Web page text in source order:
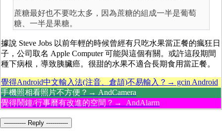
蔗糖最好也不要吃太多，因為蔗糖的組成一半是葡萄
糖、一半是果糖。
據說 Steve Jobs 以前年輕的時候曾經有只吃水果當正餐的瘋狂日
子，公司取名 Apple Computer 可能與這個有關。或許這段期間
種下病根，導致胰臟癌。很甜的水果不適合長期食用當正餐。
覺得Android中文輸入法(注音、倉頡)不易輸入？→ gcin Android
手機照相看照片不方便？→ AndCamera
覺得鬧鐘/行事曆有改進的空間？→ AndAlarm
----------- Reply -----------